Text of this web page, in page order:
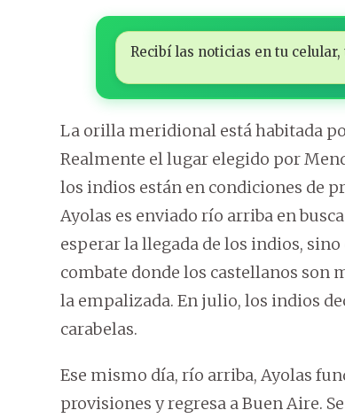
Recibí las noticias en tu
La orilla meridional está habitada
Realmente el lugar elegido por
los indios están en condiciones de
Ayolas es enviado río arriba en
esperar la llegada de los indios,
combate donde los castellanos son
la empalizada. En julio, los indios
carabelas.
Ese mismo día, río arriba, Ayolas
provisiones y regresa a Buen Aire.